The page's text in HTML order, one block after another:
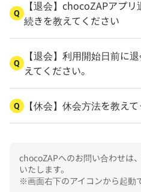
Q
【退会】chocoZAPアプ
続きを教えてください
Q
【退会】利用開始日前に
えてください。
Q 【休会】休会方法を教えて
chocoZAPへのお問い合わせは
いたします。
※画面右下のアイコンから起動